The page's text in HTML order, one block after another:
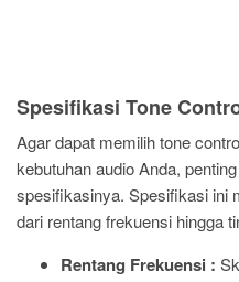
Spesifikasi Tone
Agar dapat memilih tone
kebutuhan audio Anda,
spesifikasinya. Spesifikasi ini
dari rentang frekuensi hingga
Rentang Frekuensi :